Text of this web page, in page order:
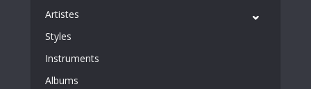
Artistes
Styles
Instruments
Albums